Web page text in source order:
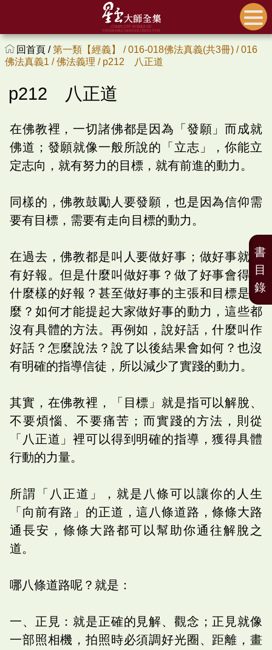
回首頁 /第一類【經義】 /016-018佛法真義(共3冊) /016
佛法真義1 /佛法義理 / p212 八正道
p212 八正道
在佛教裡，一切諸佛都是因為「發願」而成就
佛道；發願就像一般所說的「立志」，你能立
定志向，就有努力的目標，就有前進的動力。
同樣的，佛教鼓勵人要發願，也是因為信仰需
要有目標，需要有走向目標的動力。
在過去，佛教都是叫人要做好事；做好事就會
有好報。但是什麼叫做好事？做了好事會得到
什麼樣的好報？甚至做好事的主張和目標是什
麼？如何才能提起大家做好事的動力，這些都
沒有具體的方法。再例如，說好話，什麼叫作
好話？怎麼說法？說了以後結果會如何？也沒
有明確的指導信徒，所以減少了實踐的動力。
其實，在佛教裡，「目標」就是指可以解脫、
不要煩惱、不要痛苦；而實踐的方法，則從
「八正道」裡可以得到明確的指導，獲得具體
行動的力量。
所謂「八正道」，就是八條可以讓你的人生
「向前有路」的正道，這八條道路，條條大路
通長安，條條大路都可以幫助你通往解脫之
道。
哪八條道路呢？就是：
一、正見：就是正確的見解、觀念；正見就像
一部照相機，拍照時必須調好光圈、距離，畫
書
目
錄